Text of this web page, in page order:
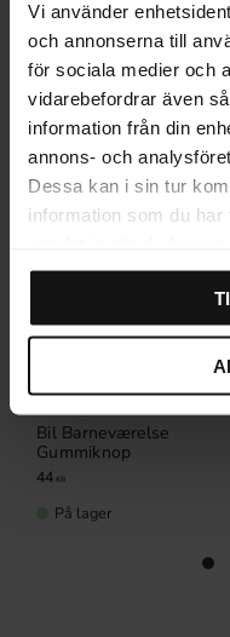
Vi använder
och annonserna till
för sociala medier och
vidarebefordrar även
information från din
annons- och
Dessa kan i sin tur
information som du
Bil Barneværelse
Gummiknop
44KR
På lager